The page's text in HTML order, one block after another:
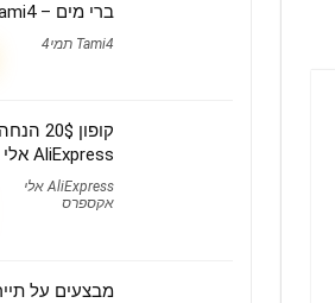
ברי מים – Tami4 תמי4
Tami4 תמי4
AliExpress אלי אקספרס
AliExpress אלי
אקספרס